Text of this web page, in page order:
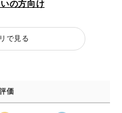
の方向け
で見る
価